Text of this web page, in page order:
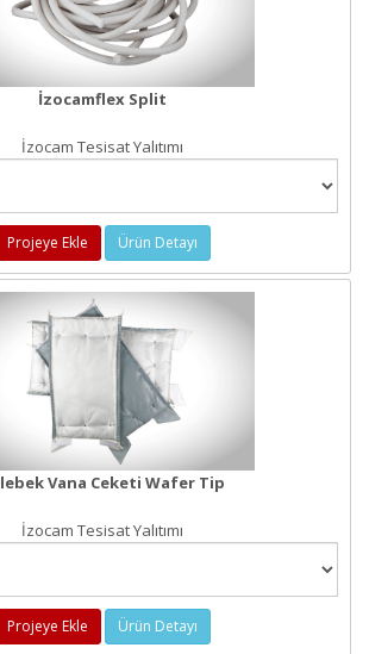
İzocamflex Split
İzocam Tesisat Yalıtımı
Projeye Ekle Ürün Detayı
Vana Ceketi Wafer Tip
İzocam Tesisat Yalıtımı
Projeye Ekle Ürün Detayı